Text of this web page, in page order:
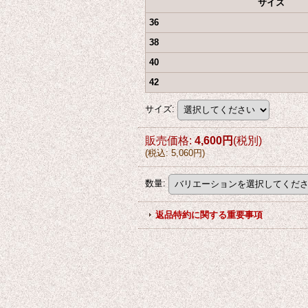
サイズ
36
38
40
42
サイズ:
販売価格: 4,600円(税別)
(税込: 5,060円)
数量:
返品特約に関する重要事項